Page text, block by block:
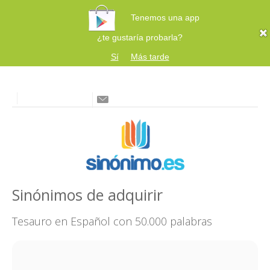
Tenemos una app
¿te gustaría probarla?
Sí
Más tarde
Sinónimos de adquirir
Tesauro en Español con 50.000 palabras